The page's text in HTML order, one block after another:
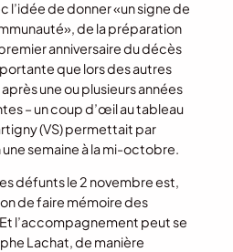
l’idée de donner «un signe de
de la préparation
anniversaire du décès
que lors des autres
une ou plusieurs années
– un coup d’œil au tableau
(VS) permettait par
semaine à la mi-octobre.
défunts le 2 novembre est,
de faire mémoire des
l’accompagnement peut se
Lachat, de manière